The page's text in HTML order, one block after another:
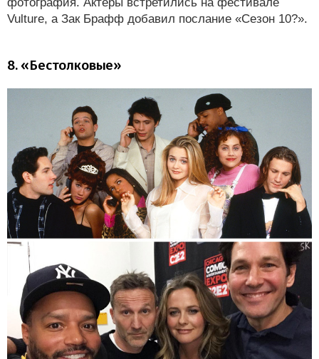
Vulture, а Зак Брафф добавил послание «Сезон 10?».
8. «Бестолковые»